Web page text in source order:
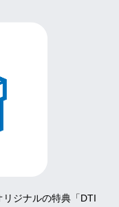
ジナルの特典「DTI